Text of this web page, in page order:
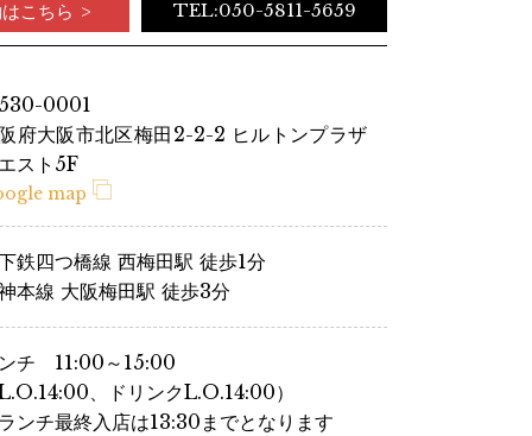
こちら TEL:050-5811-5659
0001
府大阪市北区梅田2-2-2 ヒルトンプラザ
スト5F
map
鉄四つ橋線 西梅田駅 徒歩1分
本線 大阪梅田駅 徒歩3分
チ 11:00～15:00
、ドリンクL.O.14:00）
ンチ最終入店は13:30までとなります